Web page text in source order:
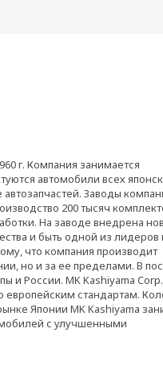
г. Компания занимается
автомобили всех
Заводы
200 тысяч
На заводе внедрена
и быть одной из лидеров
что компания производит
но и за ее пределами. В
и России. MK Kashiyama
стандартам.
Японии MK Kashiyama
с улучшенными